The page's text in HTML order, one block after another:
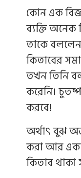
কোন এক
ব্যক্তি অনেক
তাকে
কিতাবের
তখন তিনি
করেনি।
করবে!
অর্থাৎ বুঝ
করা আর
কিতাব থাকা